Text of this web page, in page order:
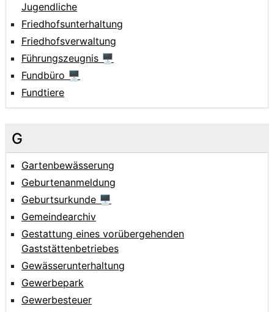
Jugendliche
Friedhofsunterhaltung
Friedhofsverwaltung
Führungszeugnis 🖥
Fundbüro 🖥
Fundtiere
G
Gartenbewässerung
Geburtenanmeldung
Geburtsurkunde 🖥
Gemeindearchiv
Gestattung eines vorübergehenden
Gaststättenbetriebes
Gewässerunterhaltung
Gewerbepark
Gewerbesteuer